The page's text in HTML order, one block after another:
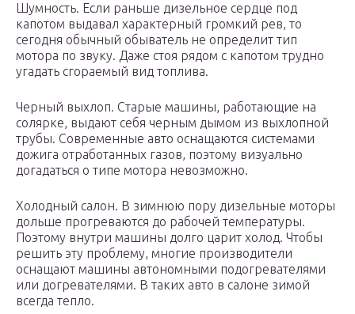
Шумность. Если раньше дизельное сердце под
капотом выдавал характерный громкий рев, то
сегодня обычный обыватель не определит тип
мотора по звуку. Даже стоя рядом с капотом трудно
угадать сгораемый вид топлива.
Черный выхлоп. Старые машины, работающие на
солярке, выдают себя черным дымом из выхлопной
трубы. Современные авто оснащаются системами
дожига отработанных газов, поэтому визуально
догадаться о типе мотора невозможно.
Холодный салон. В зимнюю пору дизельные моторы
дольше прогреваются до рабочей температуры.
Поэтому внутри машины долго царит холод. Чтобы
решить эту проблему, многие производители
оснащают машины автономными подогревателями
или догревателями. В таких авто в салоне зимой
всегда тепло.